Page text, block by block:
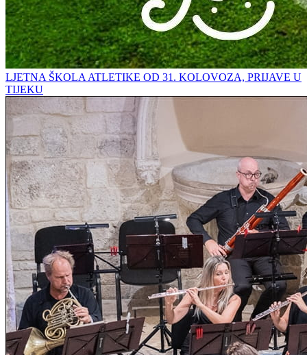
LJETNA ŠKOLA ATLETIKE OD 31. KOLOVOZA, PRIJAVE U
TIJEKU